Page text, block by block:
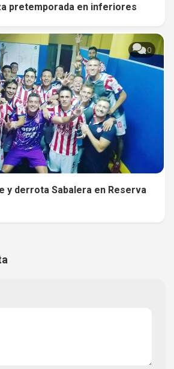
pretemporada en inferiores
0
y derrota Sabalera en Reserva